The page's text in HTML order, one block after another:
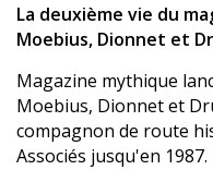
La deuxième vie du
Moebius, Dionnet et
Magazine mythique
Moebius, Dionnet et
compagnon de route
Associés jusqu'en 1987.